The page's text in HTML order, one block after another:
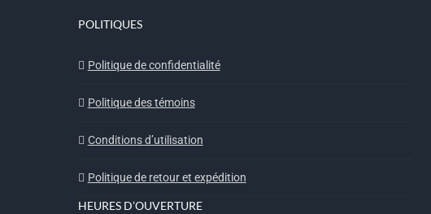
POLITIQUES
Politique de confidentialité
Politique des témoins
Conditions d’utilisation
Politique de retour et expédition
HEURES D’OUVERTURE